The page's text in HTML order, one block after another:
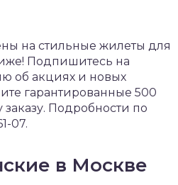
на стильные жилеты для
Подпишитесь на
об акциях и новых
гарантированные 500
Подробности по
07.
в Москве